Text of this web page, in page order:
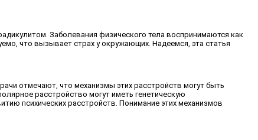
Заболевания физического тела воспринимаются как
что вызывает страх у окружающих. Надеемся, эта статья
отмечают, что механизмы этих расстройств могут быть
расстройство могут иметь генетическую
психических расстройств. Понимание этих механизмов